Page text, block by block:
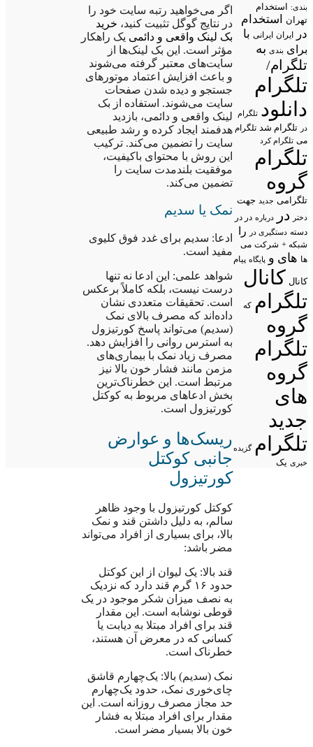
اگر می‌خواهید رتبه سایت خود را
در نتایج گوگل تثبیت کنید، خرید
بک لینک واقعی و دائمی یک راهکار
مؤثر است. این بک لینک‌ها از
سایت‌های معتبر گرفته می‌شوند
و باعث افزایش اعتماد موتورهای
جستجو و دیده شدن صفحات
سایت می‌شوند. استفاده از بک
لینک واقعی و دائمی، بازدید
هدفمند ایجاد کرده و رشد طبیعی
سایت را تضمین می‌کند. ترکیب
این روش با محتوای باکیفیت،
موفقیت بلندمدت سایت را
تضمین می‌کند.
نمک یا سدیم
ادعا: سدیم برای غدد فوق کلیوی
مفید است.
شواهد علمی: این ادعا نه تنها
درست نیست، بلکه کاملاً برعکس
است. تحقیقات متعددی نشان
داده‌اند که مصرف بالای نمک
(سدیم) می‌تواند پاسخ کورتیزول
به استرس روانی را افزایش دهد.
مصرف زیاد نمک با بیماری‌های
مزمن مانند فشار خون بالا نیز
مرتبط است. این خطرناک‌ترین
بخش ادعاهای مربوط به کوکتل
کورتیزول است.
ریسک‌ها و عوارض
جانبی کوکتل
کورتیزول
کوکتل کورتیزول با وجود ظاهر
سالم، به دلیل داشتن قند و نمک
بالا، برای بسیاری از افراد می‌تواند
مضر باشد:
قند بالا: یک لیوان از این کوکتل
حدود ۱۶ گرم قند دارد که نزدیک
به نصف میزان شکر موجود در یک
قوطی نوشابه است. این مقدار
قند برای افراد مبتلا به دیابت یا
کسانی که در معرض آن هستند،
خطرناک است.
نمک (سدیم) بالا: یک‌چهارم قاشق
چای‌خوری نمک، حدود یک‌چهارم
حد مجاز مصرف روزانه است. این
مقدار برای افراد مبتلا به فشار
خون بالا بسیار مضر است.
بندی: استخدام
تهران
استخدام
در
ایران ایرانی با
برای بندی به
تلگرام/
تلگرام
دانلود تلگرام
در تلگرام شد تلگرام
می تلگرام کرد
تلگرام
گروه
تلگرامی جدید جهت
دختر در درباره در در
دسته دستگیری در را
شبکه + شرکت می
ها های و پایگاه پیام
کانال کانال
تلگرام که
گروه
تلگرام
گروه
های
جدید
تلگرام گزیده
خبری یک